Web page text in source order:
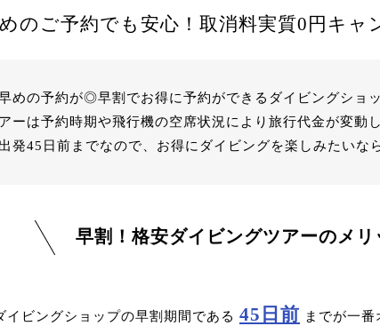
のご予約でも安心！ 取消料実質0円キャ
めの予約が◎早割でお得に予約ができるダイビングショ
ーは予約時期や飛行機の空席状況により旅行代金が変動
発45日前までなので、お得にダイビングを楽しみたいな
早割！格安ダイビングツアーのメリ
イビングショップの早割期間である 45日前 までが一番